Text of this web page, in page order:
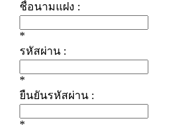
ชื่อนามแฝง :
*
รหัสผ่าน :
*
ยืนยันรหัสผ่าน :
*